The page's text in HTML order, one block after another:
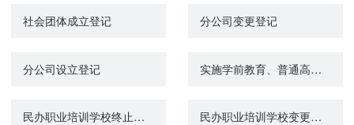
社会团体成立登记 分公司变更登记
分公司设立登记 实施学前教育、普通高中教育及中等职业教育的民办学校设立审批
民办职业培训学校终止审批 民办职业培训学校变更审批